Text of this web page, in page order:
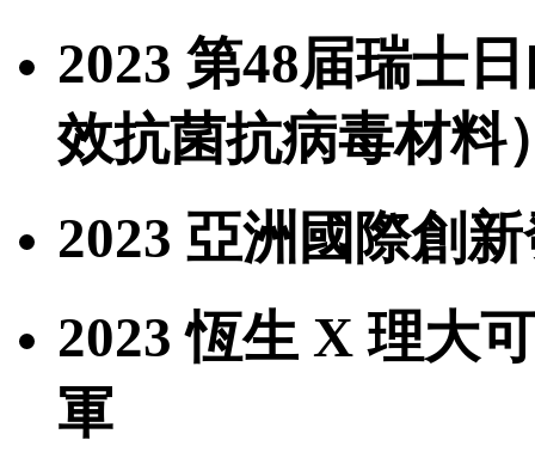
2023 第48届瑞士
效抗菌抗病毒材料
2023 亞洲國際創
2023 恆生 X 理大
軍